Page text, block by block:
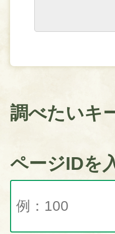
調べたいキ
ページIDを